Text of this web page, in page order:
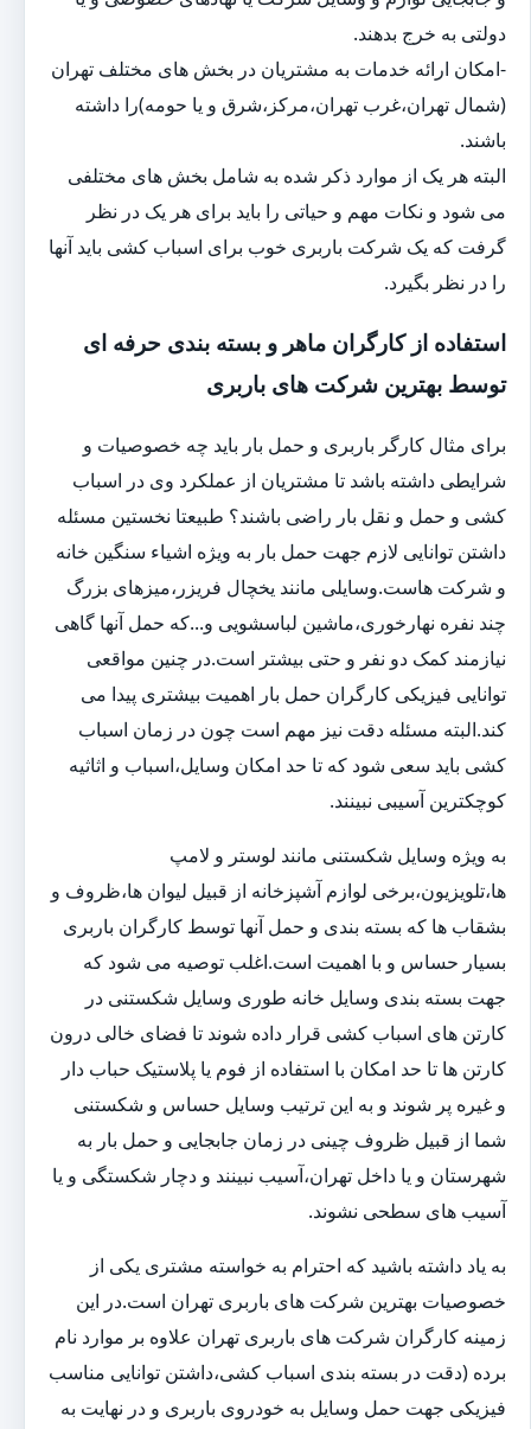
دولتی به خرج بدهند.
-امکان ارائه خدمات به مشتریان در بخش های مختلف تهران
(شمال تهران،غرب تهران،مرکز،شرق و یا حومه)را داشته
باشند.
البته هر یک از موارد ذکر شده به شامل بخش های مختلفی
می شود و نکات مهم و حیاتی را باید برای هر یک در نظر
گرفت که یک شرکت باربری خوب برای اسباب کشی باید آنها
را در نظر بگیرد.
استفاده از کارگران ماهر و بسته بندی حرفه ای
توسط بهترین شرکت های باربری
برای مثال کارگر باربری و حمل بار باید چه خصوصیات و
شرایطی داشته باشد تا مشتریان از عملکرد وی در اسباب
کشی و حمل و نقل بار راضی باشند؟ طبیعتا نخستین مسئله
داشتن توانایی لازم جهت حمل بار به ویژه اشیاء سنگین خانه
و شرکت هاست.وسایلی مانند یخچال فریزر،میزهای بزرگ
چند نفره نهارخوری،ماشین لباسشویی و...که حمل آنها گاهی
نیازمند کمک دو نفر و حتی بیشتر است.در چنین مواقعی
توانایی فیزیکی کارگران حمل بار اهمیت بیشتری پیدا می
کند.البته مسئله دقت نیز مهم است چون در زمان اسباب
کشی باید سعی شود که تا حد امکان وسایل،اسباب و اثاثیه
کوچکترین آسیبی نبینند.
به ویژه وسایل شکستنی مانند لوستر و لامپ
ها،تلویزیون،برخی لوازم آشپزخانه از قبیل لیوان ها،ظروف و
بشقاب ها که بسته بندی و حمل آنها توسط کارگران باربری
بسیار حساس و با اهمیت است.اغلب توصیه می شود که
جهت بسته بندی وسایل خانه طوری وسایل شکستنی در
کارتن های اسباب کشی قرار داده شوند تا فضای خالی درون
کارتن ها تا حد امکان با استفاده از فوم یا پلاستیک حباب دار
و غیره پر شوند و به این ترتیب وسایل حساس و شکستنی
شما از قبیل ظروف چینی در زمان جابجایی و حمل بار به
شهرستان و یا داخل تهران،آسیب نبینند و دچار شکستگی و یا
آسیب های سطحی نشوند.
به یاد داشته باشید که احترام به خواسته مشتری یکی از
خصوصیات بهترین شرکت های باربری تهران است.در این
زمینه کارگران شرکت های باربری تهران علاوه بر موارد نام
برده (دقت در بسته بندی اسباب کشی،داشتن توانایی مناسب
فیزیکی جهت حمل وسایل به خودروی باربری و در نهایت به